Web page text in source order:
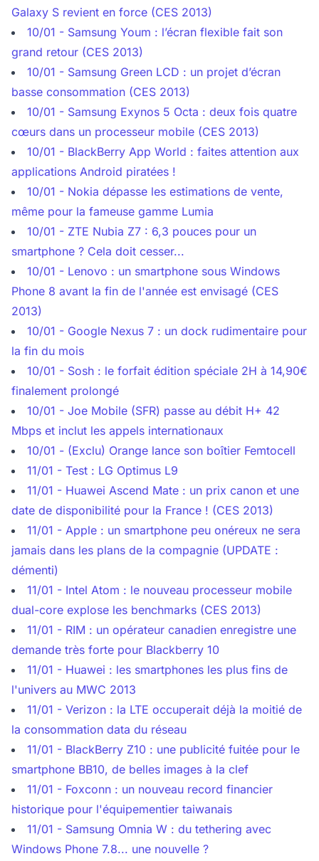
Galaxy S revient en force (CES 2013)
10/01 - Samsung Youm : l’écran flexible fait son
grand retour (CES 2013)
10/01 - Samsung Green LCD : un projet d’écran
basse consommation (CES 2013)
10/01 - Samsung Exynos 5 Octa : deux fois quatre
cœurs dans un processeur mobile (CES 2013)
10/01 - BlackBerry App World : faites attention aux
applications Android piratées !
10/01 - Nokia dépasse les estimations de vente,
même pour la fameuse gamme Lumia
10/01 - ZTE Nubia Z7 : 6,3 pouces pour un
smartphone ? Cela doit cesser...
10/01 - Lenovo : un smartphone sous Windows
Phone 8 avant la fin de l'année est envisagé (CES
2013)
10/01 - Google Nexus 7 : un dock rudimentaire pour
la fin du mois
10/01 - Sosh : le forfait édition spéciale 2H à 14,90€
finalement prolongé
10/01 - Joe Mobile (SFR) passe au débit H+ 42
Mbps et inclut les appels internationaux
10/01 - (Exclu) Orange lance son boîtier Femtocell
11/01 - Test : LG Optimus L9
11/01 - Huawei Ascend Mate : un prix canon et une
date de disponibilité pour la France ! (CES 2013)
11/01 - Apple : un smartphone peu onéreux ne sera
jamais dans les plans de la compagnie (UPDATE :
démenti)
11/01 - Intel Atom : le nouveau processeur mobile
dual-core explose les benchmarks (CES 2013)
11/01 - RIM : un opérateur canadien enregistre une
demande très forte pour Blackberry 10
11/01 - Huawei : les smartphones les plus fins de
l'univers au MWC 2013
11/01 - Verizon : la LTE occuperait déjà la moitié de
la consommation data du réseau
11/01 - BlackBerry Z10 : une publicité fuitée pour le
smartphone BB10, de belles images à la clef
11/01 - Foxconn : un nouveau record financier
historique pour l'équipementier taiwanais
11/01 - Samsung Omnia W : du tethering avec
Windows Phone 7.8... une nouvelle ?